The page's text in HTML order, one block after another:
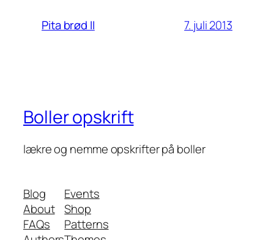
Pita brød II 7. juli 2013
Boller opskrift
lækre og nemme opskrifter på boller
Blog
About
FAQs
Events
Shop
Patterns